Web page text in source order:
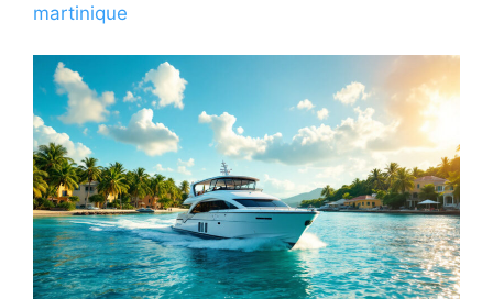
martinique